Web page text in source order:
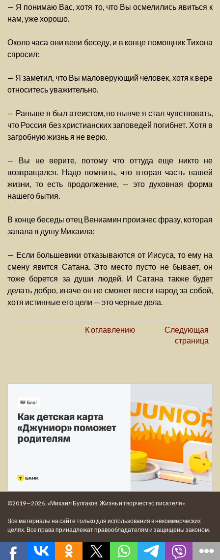
— Я понимаю Вас, хотя то, что Вы осмелились явиться к
нам, уже хорошо.
Около часа они вели беседу, и в конце помощник Тихона
спросил:
— Я заметил, что Вы маловерующий человек, хотя к вере
относитесь уважительно.
— Раньше я был атеистом, но нынче я стал чувствовать,
что Россия без христианских заповедей погибнет. Хотя в
загробную жизнь я не верю.
— Вы не верите, потому что оттуда еще никто не
возвращался. Надо помнить, что вторая часть нашей
жизни, то есть продолжение, — это духовная форма
нашего бытия.
В конце беседы отец Вениамин произнес фразу, которая
запала в душу Михаила:
— Если большевики отказываются от Иисуса, то ему на
смену явится Сатана. Это место пусто не бывает, он
тоже борется за души людей. И Сатана также будет
делать добро, иначе он не сможет вести народ за собой,
хотя истинные его цели — это черные дела.
К оглавлению
Следующая
страница
©2019—2026. «Михаил Булгаков. Жизнь и творчество писателя»
Все материалы на сайте только для использования в некоммерческих
целях. Все права принадлежат правообладателям и защищены законом.